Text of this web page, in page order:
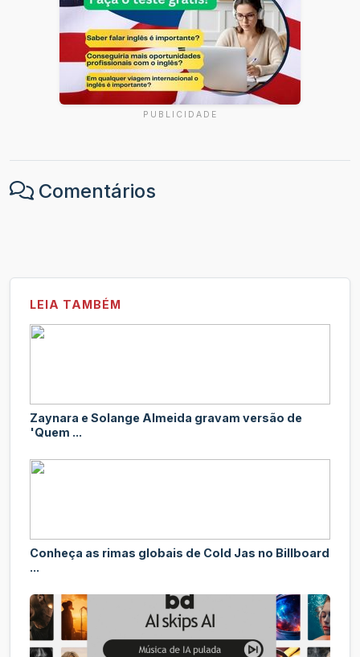
PUBLICIDADE
Comentários
LEIA TAMBÉM
Zaynara e Solange Almeida gravam versão de
'Quem ...
Conheça as rimas globais de Cold Jas no Billboard
...